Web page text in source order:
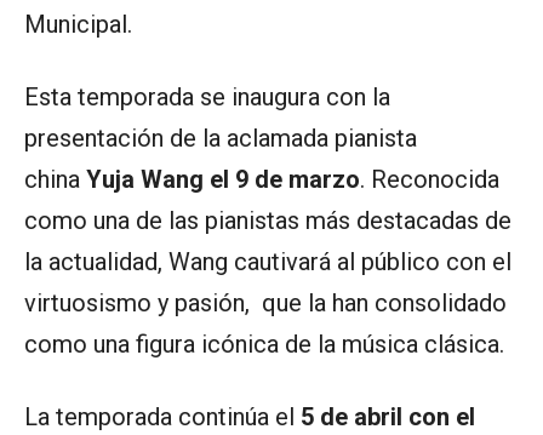
Municipal.
Esta temporada se inaugura con la
presentación de la aclamada pianista
china Yuja Wang el 9 de marzo. Reconocida
como una de las pianistas más destacadas de
la actualidad, Wang cautivará al público con el
virtuosismo y pasión, que la han consolidado
como una figura icónica de la música clásica.
La temporada continúa el 5 de abril con el